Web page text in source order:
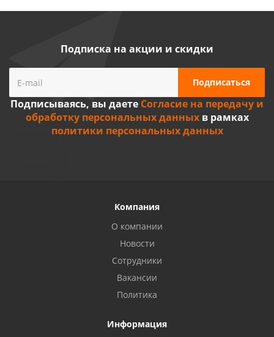
Подписка на акции и скидки
Подписываясь, вы даете Согласие на передачу и
обработку персональных данныхв рамках
политики персональных данных
Компания
О компании
Новости
Сотрудники
Вакансии
Политика
Информация